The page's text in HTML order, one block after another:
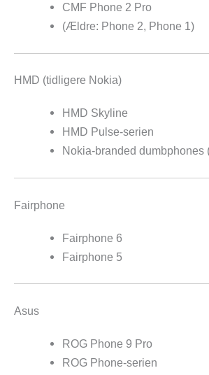
CMF Phone 2 Pro
(Ældre: Phone 2, Phone 1)
HMD (tidligere Nokia)
HMD Skyline
HMD Pulse-serien
Nokia-branded dumbphones
Fairphone
Fairphone 6
Fairphone 5
Asus
ROG Phone 9 Pro
ROG Phone-serien